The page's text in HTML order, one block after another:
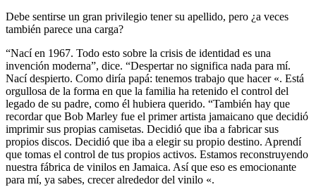
Debe sentirse un gran privilegio tener su apellido, pero ¿a veces
también parece una carga?
“Nací en 1967. Todo esto sobre la crisis de identidad es una
invención moderna”, dice. “Despertar no significa nada para mí.
Nací despierto. Como diría papá: tenemos trabajo que hacer «. Está
orgullosa de la forma en que la familia ha retenido el control del
legado de su padre, como él hubiera querido. “También hay que
recordar que Bob Marley fue el primer artista jamaicano que decidió
imprimir sus propias camisetas. Decidió que iba a fabricar sus
propios discos. Decidió que iba a elegir su propio destino. Aprendí
que tomas el control de tus propios activos. Estamos reconstruyendo
nuestra fábrica de vinilos en Jamaica. Así que eso es emocionante
para mí, ya sabes, crecer alrededor del vinilo «.